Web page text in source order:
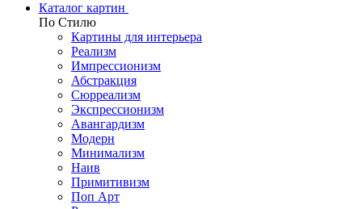
Каталог картин
По Стилю
Картины для интерьера
Реализм
Импрессионизм
Абстракция
Сюрреализм
Экспрессионизм
Авангардизм
Модерн
Минимализм
Наив
Примитивизм
Поп Арт